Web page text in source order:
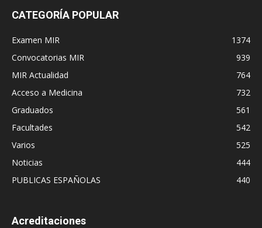
CATEGORÍA POPULAR
Examen MIR
1374
Convocatorias MIR
939
MIR Actualidad
764
Acceso a Medicina
732
Graduados
561
Facultades
542
Varios
525
Noticias
444
PUBLICAS ESPAÑOLAS
440
Acreditaciones